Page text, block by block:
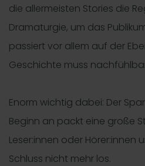
die allermeisten Stories die
Dramaturgie, um das
passiert vor allem auf der
Geschichte muss
Enorm wichtig dabei: Der
Beginn an packt eine große
Leser:innen oder Hörer:innen
Schluss nicht mehr los.